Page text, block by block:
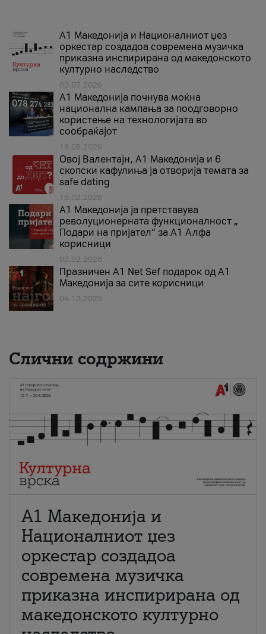
А1 Македонија и Националниот џез
оркестар создадоа современа музичка
приказна инспирирана од македонското
културно наследство
03.07.2026
A1 Македонија почнува моќна
национална кампања за поодговорно
користење на технологијата во
сообраќајот
18.05.2026
Овој Валентајн, A1 Македонија и 6
скопски кафулиња ја отворија темата за
safe dating
16.02.2026
А1 Македонија ја претставува
револуционерната функционалност „
Подари на пријател“ за А1 Алфа
корисници
02.02.2026
Празничен A1 Net Sеf подарок од А1
Македонија за сите корисници
04.12.2025
Слични содржини
А1 Македонија и
Националниот џез
оркестар создадоа
современа музичка
приказна инспирирана од
македонското културно